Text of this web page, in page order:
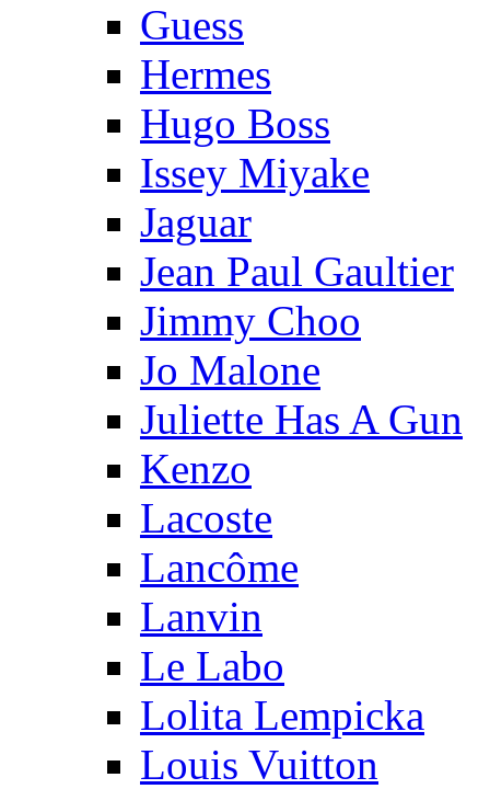
Guess
Hermes
Hugo Boss
Issey Miyake
Jaguar
Jean Paul Gaultier
Jimmy Choo
Jo Malone
Juliette Has A Gun
Kenzo
Lacoste
Lancôme
Lanvin
Le Labo
Lolita Lempicka
Louis Vuitton